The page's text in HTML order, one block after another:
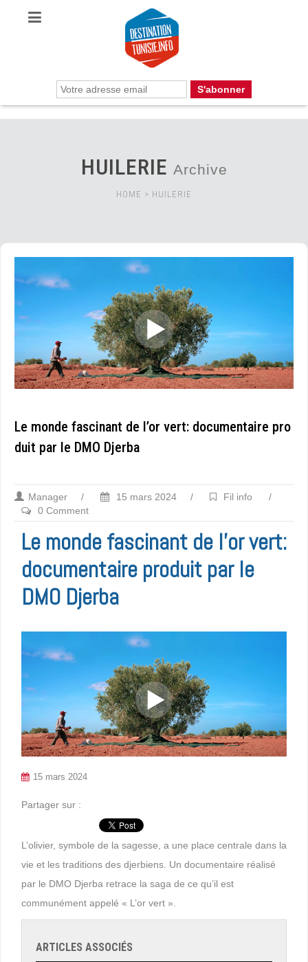
HUILERIE Archive
HOME > HUILERIE
Le monde fascinant de l’or vert: documentaire pro
duit par le DMO Djerba
Manager / 15 mars 2024 / Fil info
/
0 Comment
Le monde fascinant de l’or vert:
documentaire produit par le
DMO Djerba
15 mars 2024
Partager sur :
L’olivier, symbole de la sagesse, a une place centrale dans la
vie et les traditions des djerbiens. Un documentaire réalisé
par le DMO Djerba retrace la saga de ce qu’il est
communément appelé « L’or vert ».
ARTICLES ASSOCIÉS